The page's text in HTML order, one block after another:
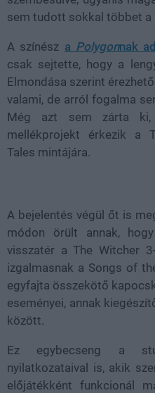
sem tudott sokkal többet
A színész a Polygonnak
csak sejtette, hogy a
Elmondása szerint
valami, de arról fogalma
Még azt sem zárta ki,
mellékprojekt érkezik a
Tales mintájára.
A bejelentés végül őt is
módon örült annak,
visszatér a The Witcher
izgalmasnak a Songs of
egyfajta összekötő
eseményei, annak
között.
Ez egybecseng a
nyilatkozataival is, akik
előjátékként funkcionál